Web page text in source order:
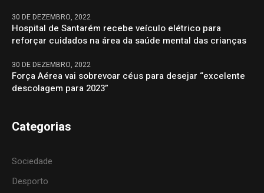
30 DE DEZEMBRO, 2022
Hospital de Santarém recebe veículo elétrico para
reforçar cuidados na área da saúde mental das crianças
30 DE DEZEMBRO, 2022
Força Aérea vai sobrevoar céus para desejar “excelente
descolagem para 2023”
Categorias
Sociedade
Desporto